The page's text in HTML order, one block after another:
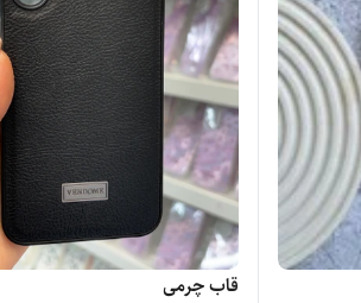
قاب چرمی